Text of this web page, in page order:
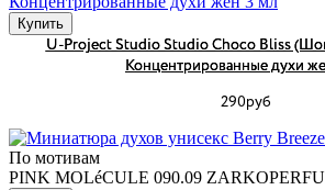
Купить
U-Project Studio Studio Choco Bliss
Концентрированные духи
290руб
По мотивам
PINK MOLéCULE 090.09